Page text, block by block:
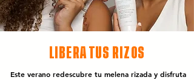
LIBERA TUS RIZOS
Este verano redescubre tu melena rizada y disfruta